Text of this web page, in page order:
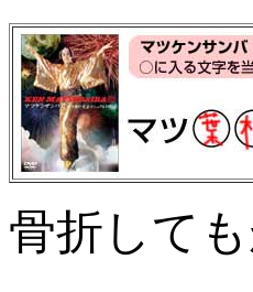
骨折して